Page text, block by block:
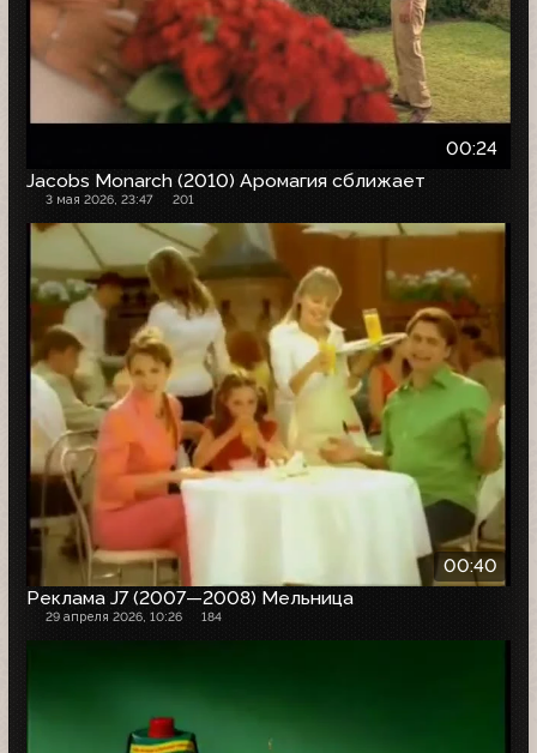
00:24
Jacobs Monarch (2010) Аромагия сближает
3 мая 2026, 23:47 201
00:40
Реклама J7 (2007—2008) Мельница
29 апреля 2026, 10:26 184